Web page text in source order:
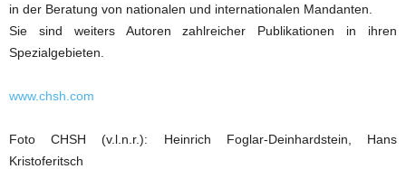
in der Beratung von nationalen und internationalen Mandanten.
Sie sind weiters Autoren zahlreicher Publikationen in ihren
Spezialgebieten.
www.chsh.com
Foto CHSH (v.l.n.r.): Heinrich Foglar-Deinhardstein, Hans
Kristoferitsch